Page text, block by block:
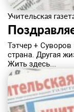
Учительская
Тэтчер +
страна. Другая
Жить здесь...